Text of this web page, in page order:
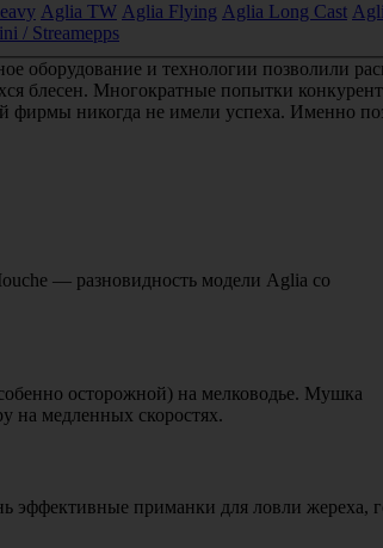
Aglia TW Aglia Flying Aglia Long Cast
/ Streamepps
оборудование и технологии позволили
блесен. Многократные попытки
фирмы никогда не имели успеха. Именно
— разновидность модели Aglia со
осторожной) на мелководье. Мушка
на медленных скоростях.
приманки для ловли жереха,